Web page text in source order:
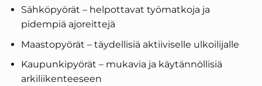
Sähköpyörät – helpottavat työmatkoja ja
pidempiä ajoreittejä
Maastopyörät – täydellisiä aktiiviselle ulkoilijalle
Kaupunkipyörät – mukavia ja käytännöllisiä
arkiliikenteeseen